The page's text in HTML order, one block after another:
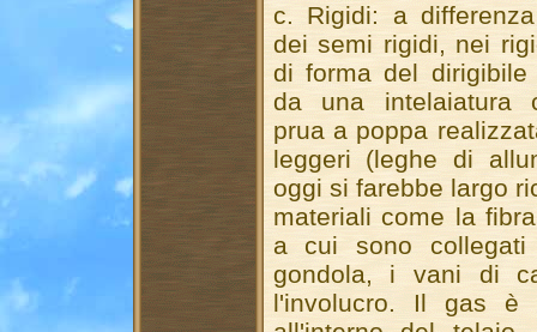
c. Rigidi: a
dei semi rigidi, nei
di forma del dirigibile
da una intelaiatura
prua a poppa
leggeri (leghe di
oggi si farebbe largo
materiali come la
a cui sono
gondola, i vani di
l'involucro. Il gas è